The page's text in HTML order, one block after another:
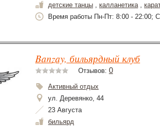
детские танцы , калланетика,
Время работы Пн-Пт: 8:00 - 22:00;
Banzay, бильярдный клуб
Отзывов: 0
Активный отдых
ул. Деревянко, 44
23 Августа
бильярд